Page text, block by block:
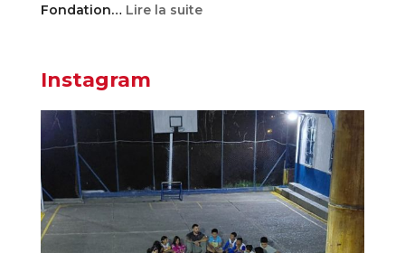
Fondation… Lire la suite:
Toit
poursuit
aux
enfants,
trois
Instagram